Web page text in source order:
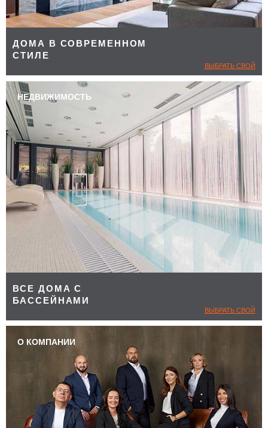
ДОМА В СОВРЕМЕННОМ
СТИЛЕ
ВЫБРАТЬ СВОЙ
НЕДВИЖИМОСТЬ
ВСЕ ДОМА С
БАССЕЙНАМИ
ВЫБРАТЬ СВОЙ
О КОМПАНИИ